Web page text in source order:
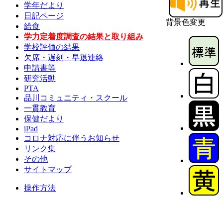
背景色変更
学年だより
日記ページ
給食
学力定着度調査の結果と取り組み
学校評価の結果
欠席・遅刻・早退連絡
申請書等
研究活動
PTA
品川コミュニティ・スクール
一貫教育
保健だより
iPad
コロナ対応に伴うお知らせ
リンク集
その他
サイトマップ
操作方法